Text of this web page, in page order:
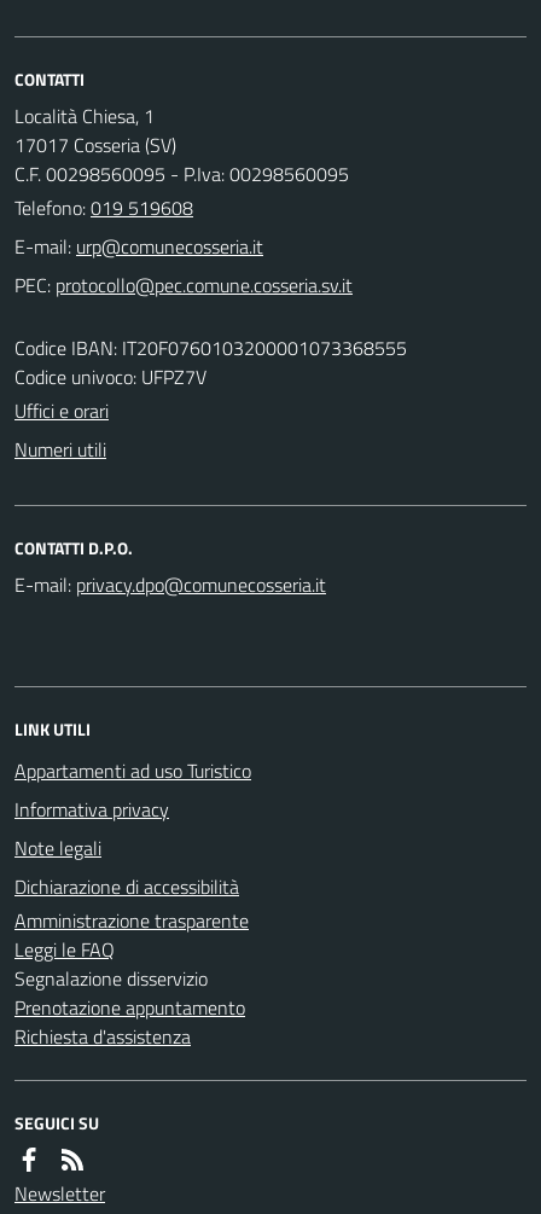
CONTATTI
Località Chiesa, 1
17017 Cosseria (SV)
C.F. 00298560095 - P.Iva: 00298560095
Telefono:019 519608
E-mail:
PEC:
Codice IBAN: IT20F0760103200001073368555
Codice univoco: UFPZ7V
Uffici e orari
Numeri utili
CONTATTI D.P.O.
E-mail:
LINK UTILI
Appartamenti ad uso Turistico
Informativa privacy
Note legali
Dichiarazione di accessibilità
Amministrazione trasparente
Leggi le FAQ
Segnalazione disservizio
Prenotazione appuntamento
Richiesta d'assistenza
SEGUICI SU
Newsletter